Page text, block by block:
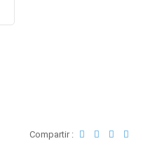
Compartir :